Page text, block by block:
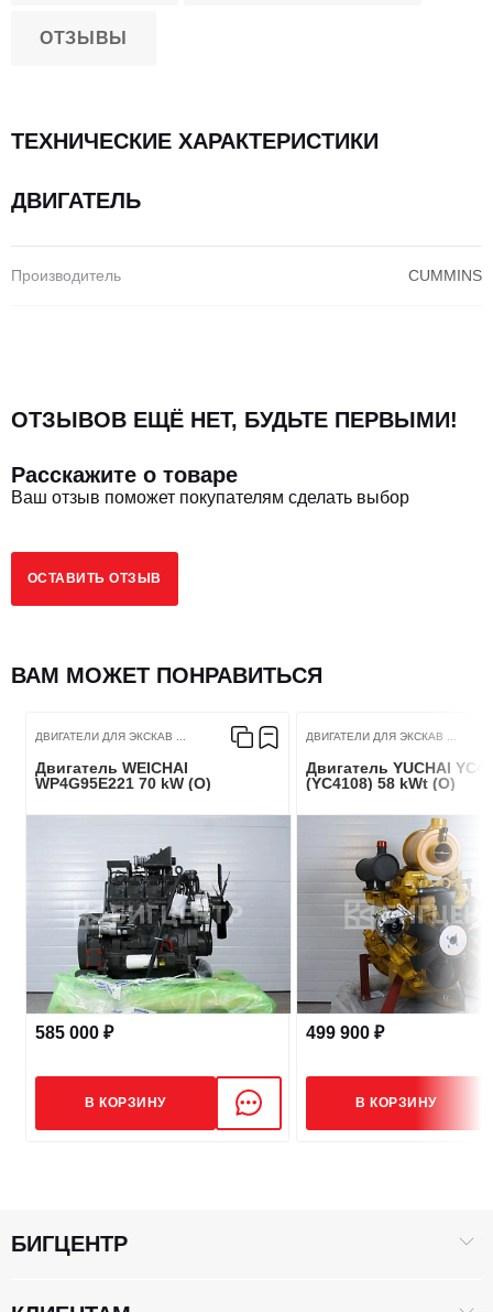
ОТЗЫВЫ
ТЕХНИЧЕСКИЕ ХАРАКТЕРИСТИКИ
ДВИГАТЕЛЬ
Производитель CUMMINS
ОТЗЫВОВ ЕЩЁ НЕТ, БУДЬТЕ ПЕРВЫМИ!
Расскажите о товаре
Ваш отзыв поможет покупателям сделать выбор
ОСТАВИТЬ ОТЗЫВ
ВАМ МОЖЕТ ПОНРАВИТЬСЯ
ДВИГАТЕЛИ ДЛЯ ЭКСКАВ ...
Двигатель WEICHAI
WP4G95E221 70 kW (O)
585 000 ₽
В КОРЗИНУ
ДВИГАТЕЛИ ДЛЯ ЭКСКАВ ...
Двигатель YUCHAI
(YC4108) 58 kWt (O)
499 900 ₽
В КОРЗИНУ
БИГЦЕНТР